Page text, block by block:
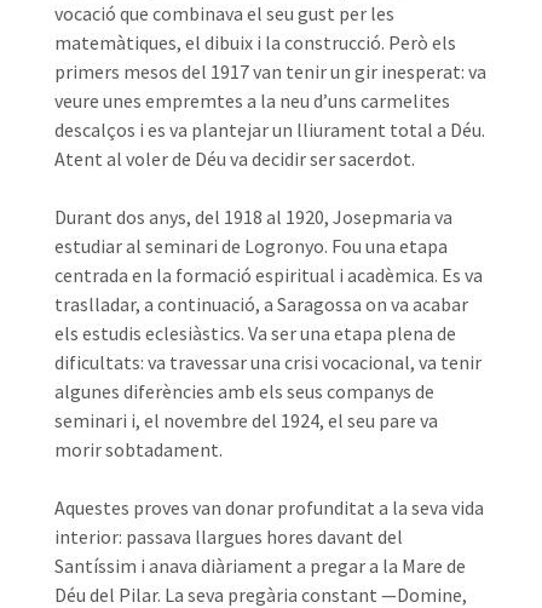
vocació que combinava el seu gust per les
matemàtiques, el dibuix i la construcció. Però els
primers mesos del 1917 van tenir un gir inesperat: va
veure unes empremtes a la neu d’uns carmelites
descalços i es va plantejar un lliurament total a Déu.
Atent al voler de Déu va decidir ser sacerdot.
Durant dos anys, del 1918 al 1920, Josepmaria va
estudiar al seminari de Logronyo. Fou una etapa
centrada en la formació espiritual i acadèmica. Es va
traslladar, a continuació, a Saragossa on va acabar
els estudis eclesiàstics. Va ser una etapa plena de
dificultats: va travessar una crisi vocacional, va tenir
algunes diferències amb els seus companys de
seminari i, el novembre del 1924, el seu pare va
morir sobtadament.
Aquestes proves van donar profunditat a la seva vida
interior: passava llargues hores davant del
Santíssim i anava diàriament a pregar a la Mare de
Déu del Pilar. La seva pregària constant —Domine,